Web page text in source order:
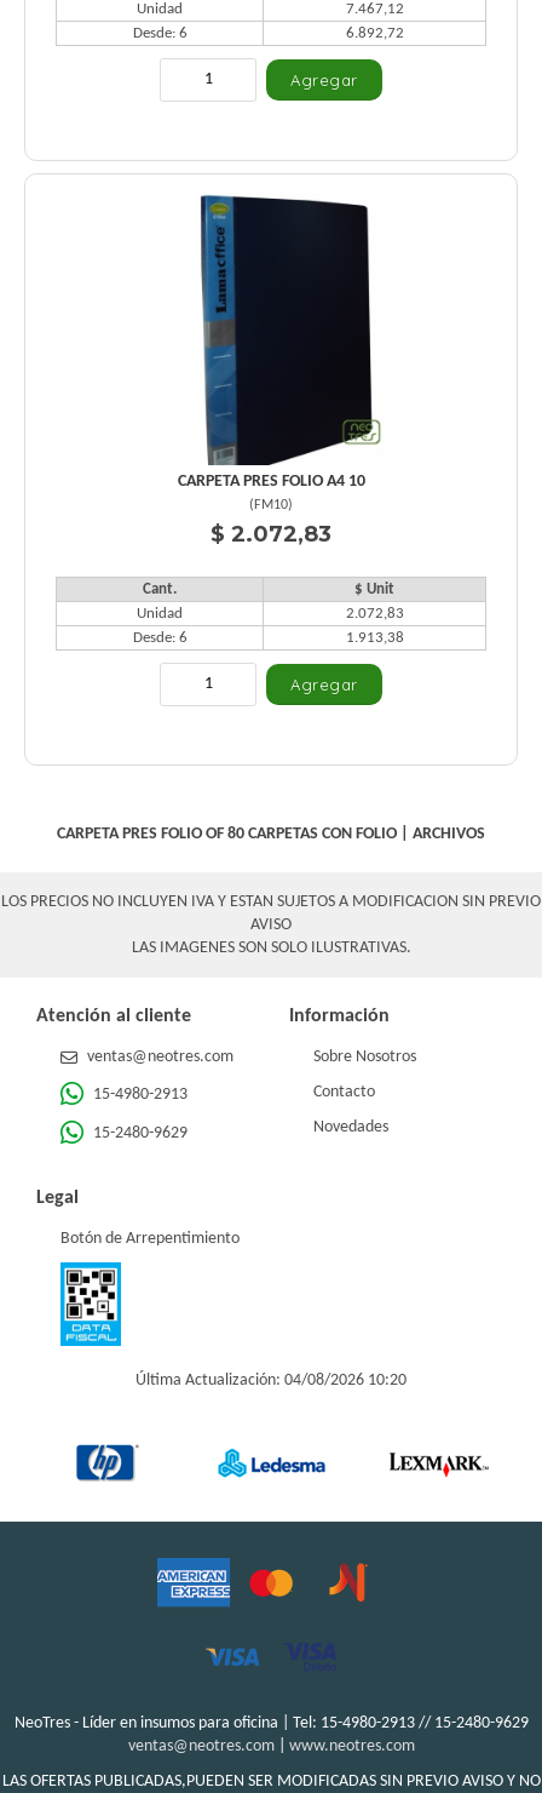
Unidad
7.467,12
Desde: 6
6.892,72
CARPETA PRES FOLIO A4 10
( FM10)
$ 2.072,83
Cant.
$ Unit
Unidad
2.072,83
Desde: 6
1.913,38
CARPETA PRES FOLIO OF 80 CARPETAS CON FOLIO ARCHIVOS
LOS PRECIOS NO INCLUYEN IVA Y ESTAN SUJETOS A MODIFICACION SIN PREVIO
AVISO
LAS IMAGENES SON SOLO ILUSTRATIVAS.
Atención al cliente
ventas@neotres.com
15-4980-2913
15-2480-9629
Información
Sobre Nosotros
Contacto
Novedades
Legal
Botón de Arrepentimiento
Última Actualización: 04/08/2026 10:20
NeoTres - Líder en insumos para oficina | Tel: 15-4980-2913 // 15-2480-9629
ventas@neotres.com| www.neotres.com
LAS OFERTAS PUBLICADAS,PUEDEN SER MODIFICADAS SIN PREVIO AVISO Y NO